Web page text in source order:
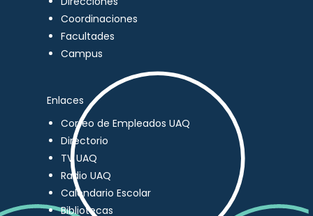
Coordinaciones
Facultades
Campus
Enlaces
Correo de Empleados UAQ
Directorio
TV UAQ
Radio UAQ
Calendario Escolar
Bibliotecas